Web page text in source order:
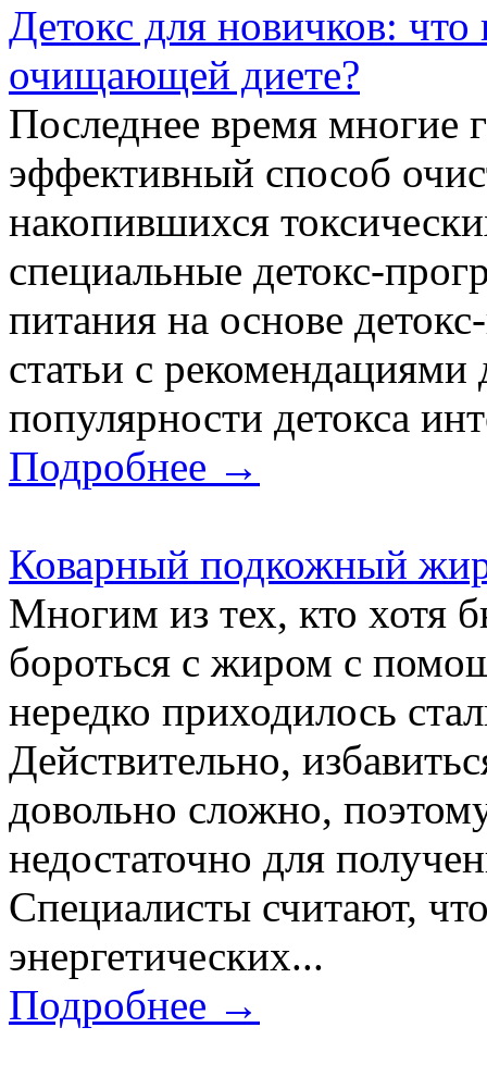
Детокс для новичков:
очищающей диете?
Последнее время многие
эффективный способ
накопившихся
специальные детокс-
питания на основе
статьи с
популярности детокса
Подробнее →
Коварный подкожный
Многим из тех, кто хотя
бороться с жиром с
нередко приходилось
Действительно,
довольно сложно,
недостаточно для
Специалисты считают,
энергетических...
Подробнее →